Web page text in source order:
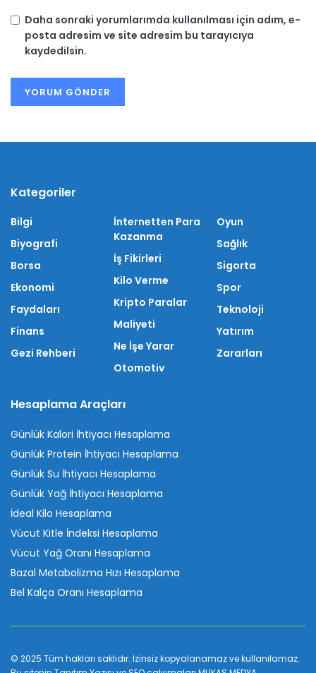
Daha sonraki yorumlarımda kullanılması için adım, e-
posta adresim ve site adresim bu tarayıcıya
kaydedilsin.
Kategoriler
Bilgi
Biyografi
Borsa
Ekonomi
Faydaları
Finans
Gezi Rehberi
İnternetten Para
Kazanma
İş Fikirleri
Kilo Verme
Kripto Paralar
Maliyeti
Ne İşe Yarar
Otomotiv
Oyun
Sağlık
Sigorta
Spor
Teknoloji
Yatırım
Zararları
Hesaplama Araçları
Günlük Kalori İhtiyacı Hesaplama
Günlük Protein İhtiyacı Hesaplama
Günlük Su İhtiyacı Hesaplama
Günlük Yağ İhtiyacı Hesaplama
İdeal Kilo Hesaplama
Vücut Kitle İndeksi Hesaplama
Vücut Yağ Oranı Hesaplama
Bazal Metabolizma Hızı Hesaplama
Bel Kalça Oranı Hesaplama
© 2025 Tüm hakları saklıdır. İzinsiz kopyalanamaz ve kullanılamaz.